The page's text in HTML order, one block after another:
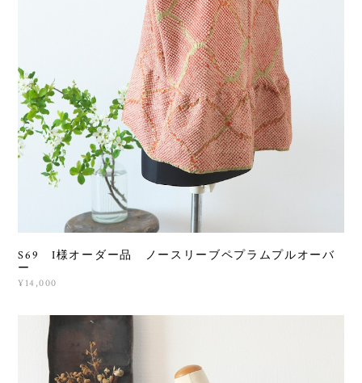
S69 I様オーダー品 ノースリーブペプラムプルオーバ
ー
¥14,000